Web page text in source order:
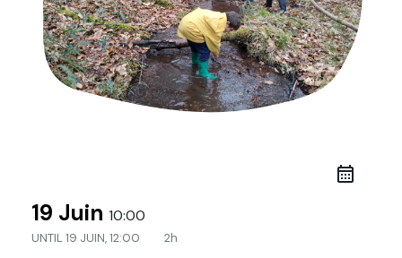
19 Juin 10:00
UNTIL19 JUIN, 12:00 2h